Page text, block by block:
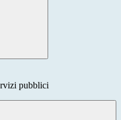
pubblici